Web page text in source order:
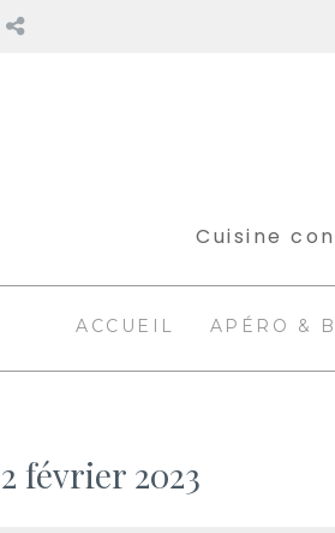
Pinterest
Cuisine
ACCUEIL APÉRO &
2 février 2023